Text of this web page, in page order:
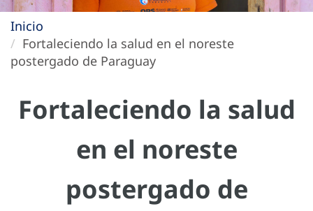
Inicio
Fortaleciendo la salud en el noreste
postergado de Paraguay
Fortaleciendo la salud
en el noreste
postergado de